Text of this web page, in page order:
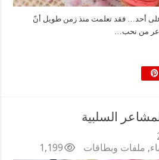
على أحد… فقد تعلمت منذ زمن طويل أنّ
من نحب…
السلبية
, ملفات وبطاقات 1,199